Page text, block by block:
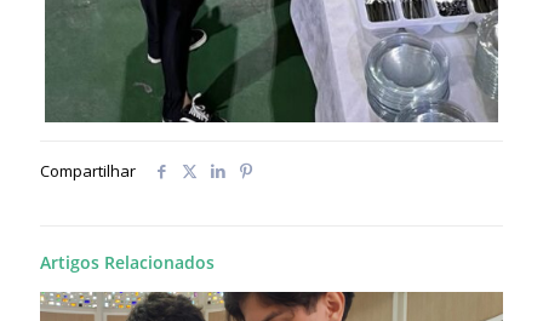
Compartilhar
Artigos Relacionados